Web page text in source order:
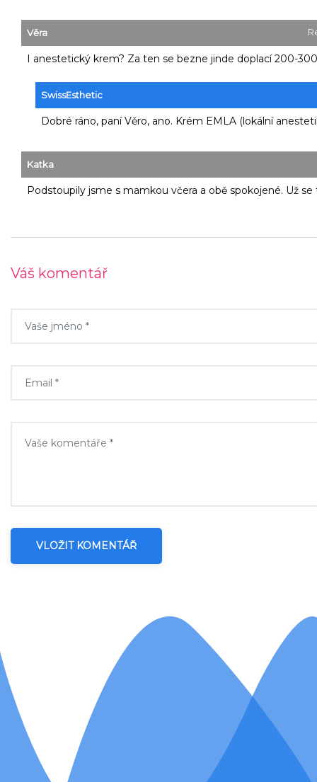
Věra
I anestetický krem? Za ten se bezne jinde doplací 200-
SwissEsthetic
Dobré ráno, paní Věro, ano. Krém EMLA (lokální
Katka
Podstoupily jsme s mamkou včera a obě spokojené. Už se
Váš komentář
VLOŽIT KOMENTÁŘ